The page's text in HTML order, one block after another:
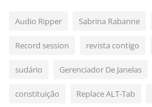
Audio Ripper Sabrina Rabanne
Record session revista contigo
sudário Gerenciador De Janelas
constituição Replace ALT-Tab